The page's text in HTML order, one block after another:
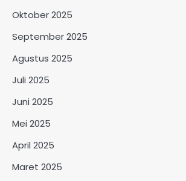
Oktober 2025
September 2025
Agustus 2025
Juli 2025
Juni 2025
Mei 2025
April 2025
Maret 2025